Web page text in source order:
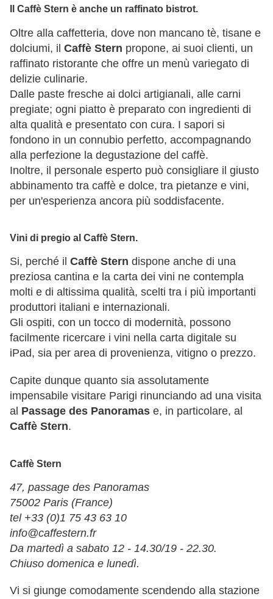
Il Caffè Stern è anche un raffinato bistrot.
Oltre alla caffetteria, dove non mancano tè, tisane e
dolciumi, il Caffè Stern propone, ai suoi clienti, un
raffinato ristorante che offre un menù variegato di
delizie culinarie.
Dalle paste fresche ai dolci artigianali, alle carni
pregiate; ogni piatto è preparato con ingredienti di
alta qualità e presentato con cura. I sapori si
fondono in un connubio perfetto, accompagnando
alla perfezione la degustazione del caffè.
Inoltre, il personale esperto può consigliare il giusto
abbinamento tra caffè e dolce, tra pietanze e vini,
per un'esperienza ancora più soddisfacente.
Vini di pregio al Caffè Stern.
Si, perché il Caffè Stern dispone anche di una
preziosa cantina e la carta dei vini ne contempla
molti e di altissima qualità, scelti tra i più importanti
produttori italiani e internazionali.
Gli ospiti, con un tocco di modernità, possono
facilmente ricercare i vini nella carta digitale su
iPad, sia per area di provenienza, vitigno o prezzo.
Capite dunque quanto sia assolutamente
impensabile visitare Parigi rinunciando ad una visita
al Passage des Panoramas e, in particolare, al
Caffè Stern.
Caffè Stern
47, passage des Panoramas
75002 Paris (France)
tel +33 (0)1 75 43 63 10
info@caffestern.fr
Da martedì a sabato 12 - 14.30/19 - 22.30.
Chiuso domenica e lunedì.
Vi si giunge comodamente scendendo alla stazione